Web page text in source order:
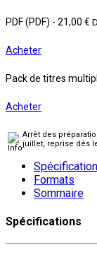
PDF (PDF) - 21,00 €
Acheter
Pack de titres
Acheter
Arrêt des
juillet, reprise dès
Formats
Sommaire
Spécifications